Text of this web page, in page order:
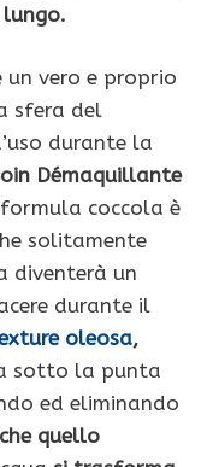
vero e proprio
sfera del
durante la
Démaquillante
coccola è
solitamente
diventerà un
durante il
oleosa,
sotto la punta
ed eliminando
quello